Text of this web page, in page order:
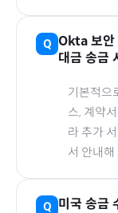
Okta 보
대금 송금
기본적으
스, 계약
라 추가
서 안내해
미국 송금